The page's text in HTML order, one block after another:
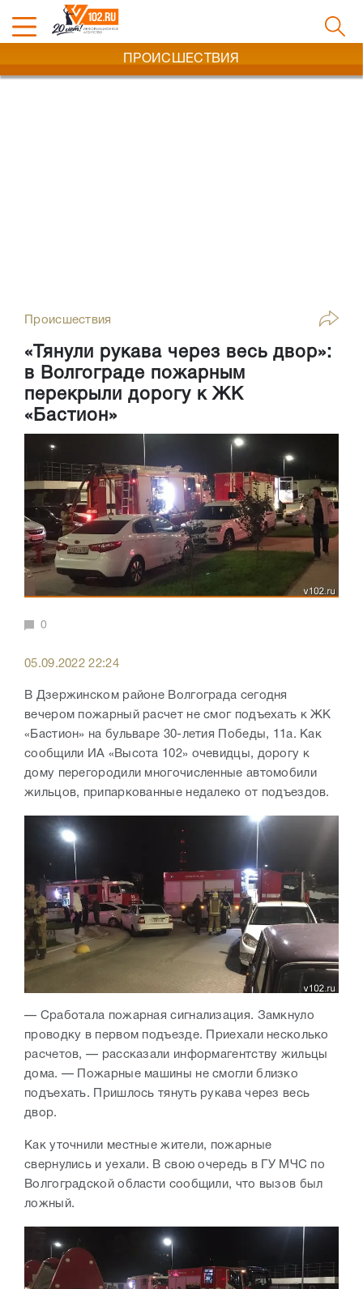
ПРОИСШЕСТВИЯ
Происшествия
«Тянули рукава через весь двор»:
в Волгограде пожарным
перекрыли дорогу к ЖК
«Бастион»
0
05.09.2022 22:24
В Дзержинском районе Волгограда сегодня
вечером пожарный расчет не смог подъехать к ЖК
«Бастион» на бульваре 30-летия Победы, 11а. Как
сообщили ИА «Высота 102» очевидцы, дорогу к
дому перегородили многочисленные автомобили
жильцов, припаркованные недалеко от подъездов.
— Сработала пожарная сигнализация. Замкнуло
проводку в первом подъезде. Приехали несколько
расчетов, — рассказали информагентству жильцы
дома. — Пожарные машины не смогли близко
подъехать. Пришлось тянуть рукава через весь
двор.
Как уточнили местные жители, пожарные
свернулись и уехали. В свою очередь в ГУ МЧС по
Волгоградской области сообщили, что вызов был
ложный.